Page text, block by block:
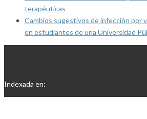
terapéuticas
Cambios sugestivos de infección por
en estudiantes de una Universidad
Indexada en: